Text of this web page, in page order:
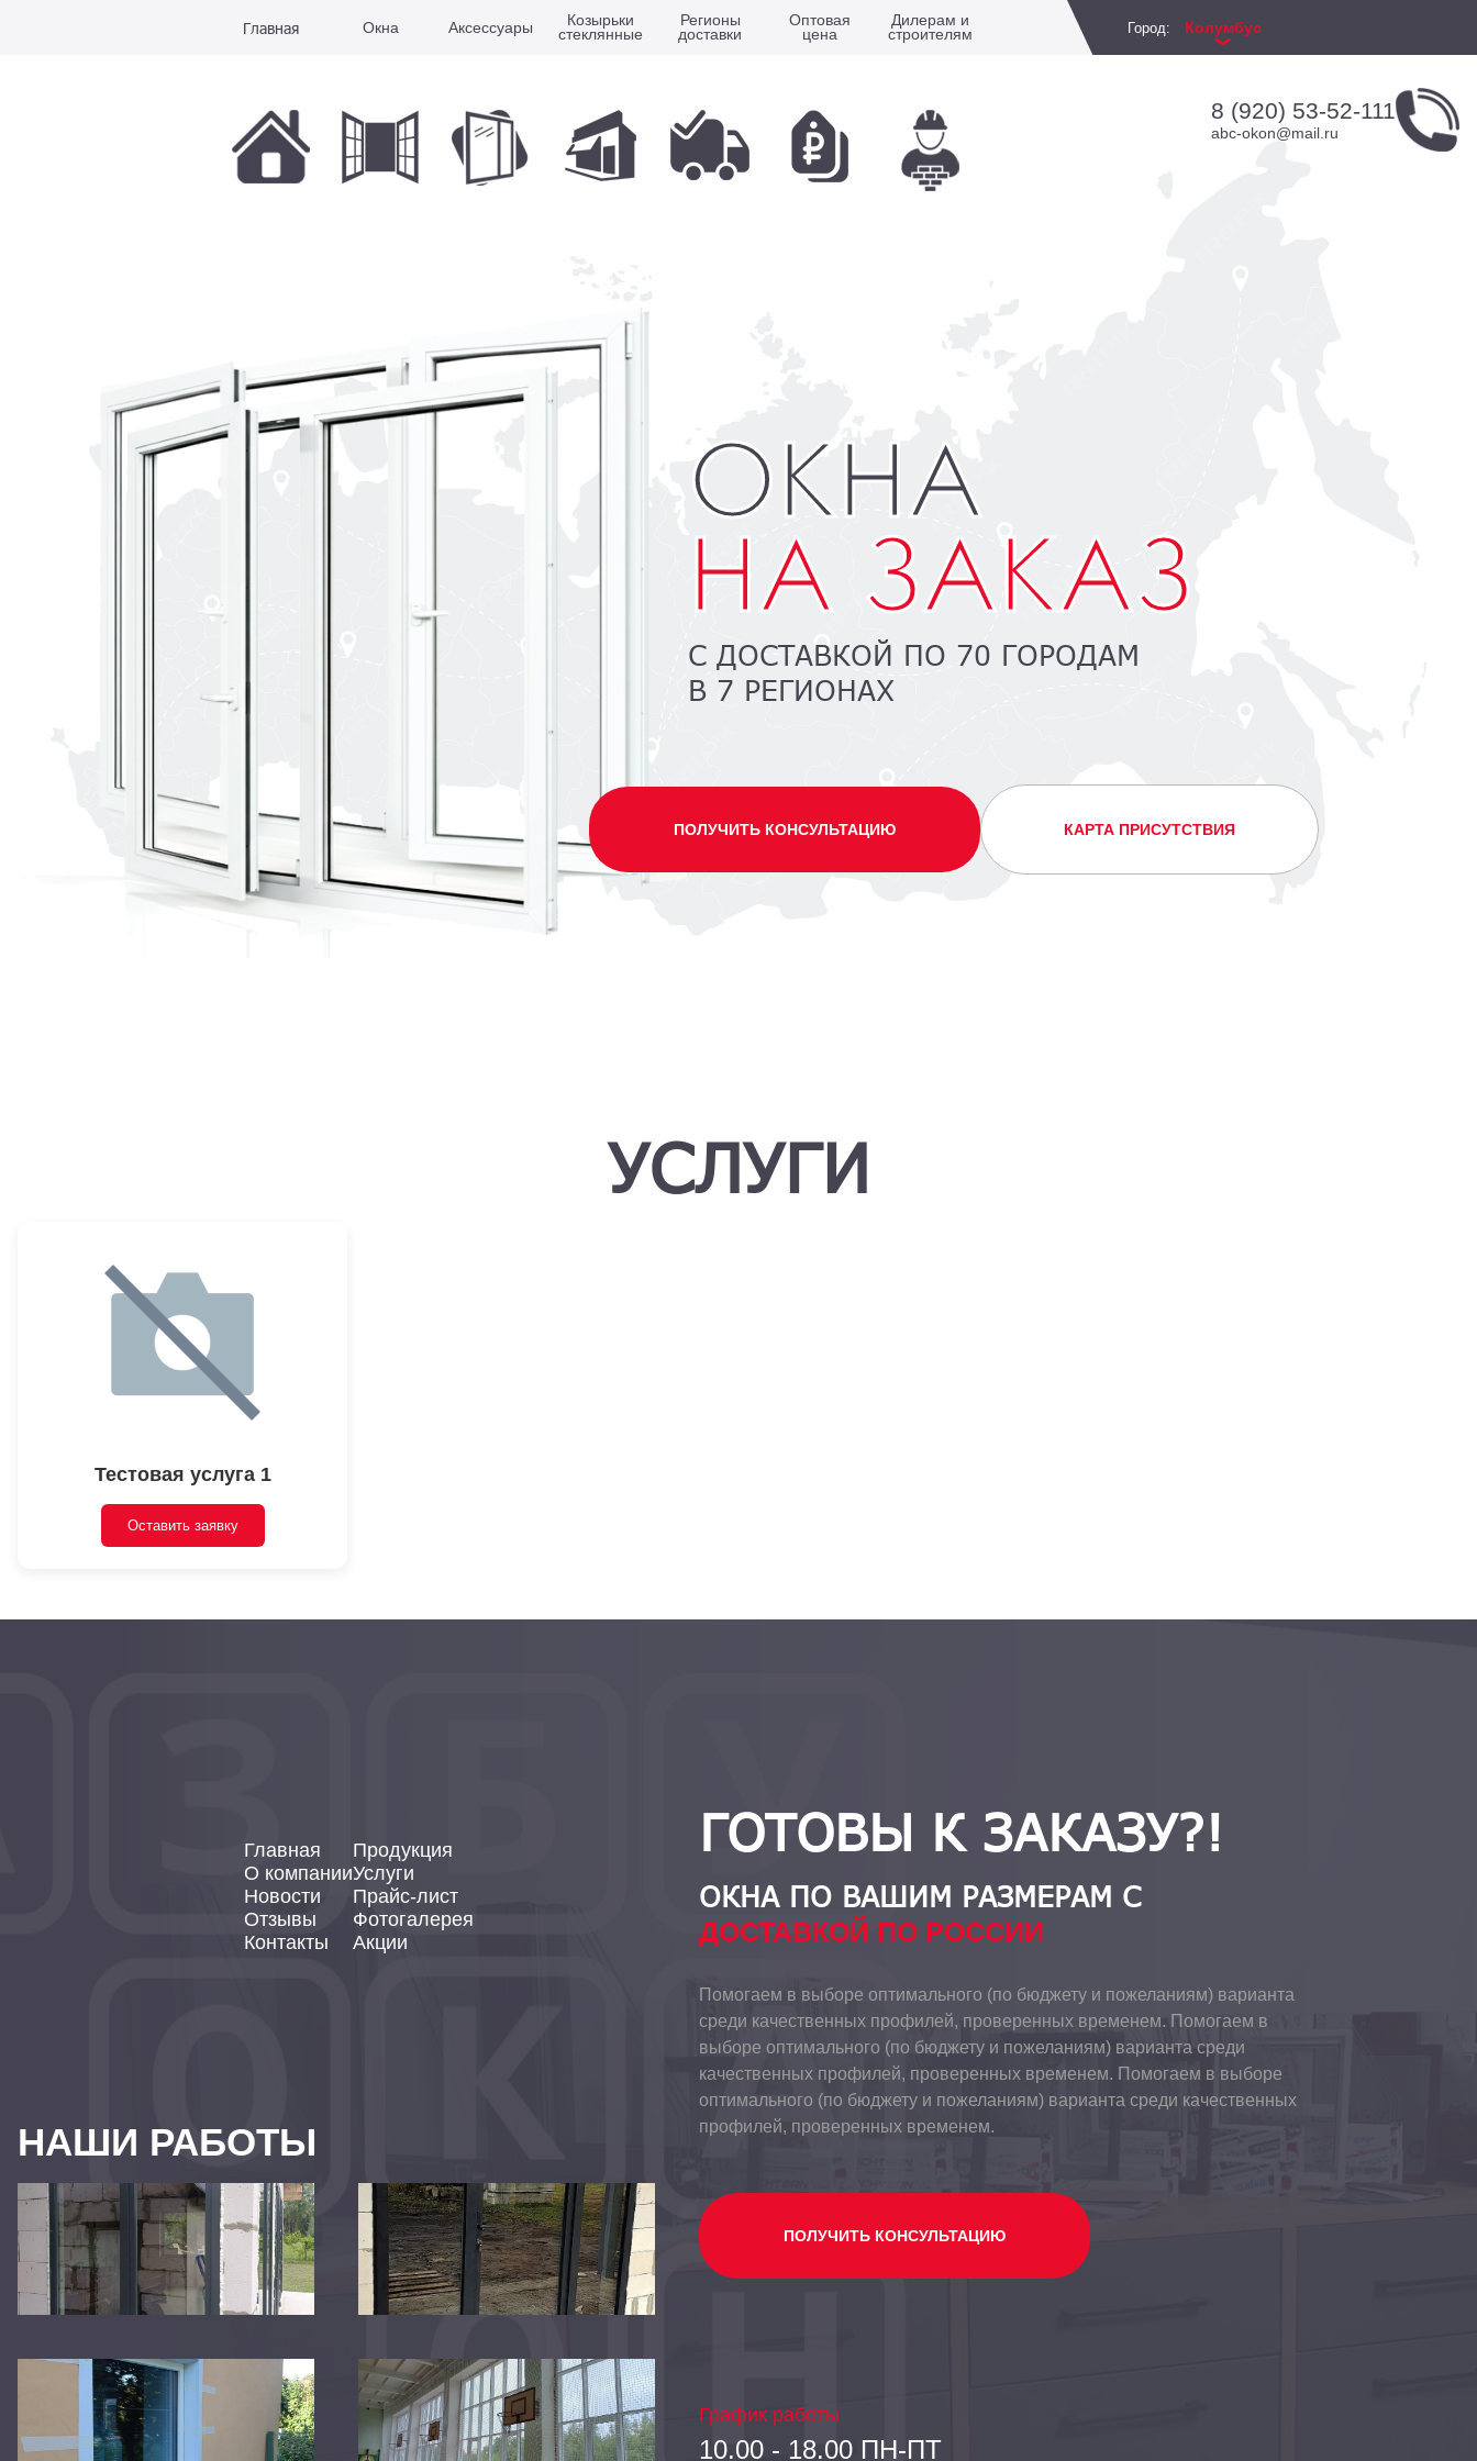
Главная Окна Аксессуары
Козырьки
стеклянные
Регионы
доставки
Оптовая
цена
Дилерам и
строителям
Город: Колумбус
8 (920) 53-52-111
abc-okon@mail.ru
ОКНА
НА ЗАКАЗ
С ДОСТАВКОЙ ПО 70 ГОРОДАМ
В 7 РЕГИОНАХ
ПОЛУЧИТЬ КОНСУЛЬТАЦИЮ КАРТА ПРИСУТСТВИЯ
УСЛУГИ
Тестовая услуга 1
Оставить заявку
Главная
О компании
Новости
Отзывы
Контакты
Продукция
Услуги
Прайс-лист
Фотогалерея
Акции
НАШИ РАБОТЫ
ГОТОВЫ К ЗАКАЗУ?!
ОКНА ПО ВАШИМ РАЗМЕРАМ С
ДОСТАВКОЙ ПО РОССИИ
Помогаем в выборе оптимального (по бюджету и пожеланиям) варианта
среди качественных профилей, проверенных временем. Помогаем в
выборе оптимального (по бюджету и пожеланиям) варианта среди
качественных профилей, проверенных временем. Помогаем в выборе
оптимального (по бюджету и пожеланиям) варианта среди качественных
профилей, проверенных временем.
ПОЛУЧИТЬ КОНСУЛЬТАЦИЮ
График работы
10.00 - 18.00 ПН-ПТ